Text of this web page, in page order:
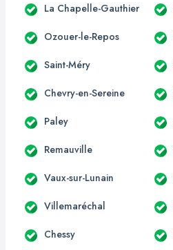
La Chapelle-Gauthier
Ozouer-le-Repos
Saint-Méry
Chevry-en-Sereine
Paley
Remauville
Vaux-sur-Lunain
Villemaréchal
Chessy